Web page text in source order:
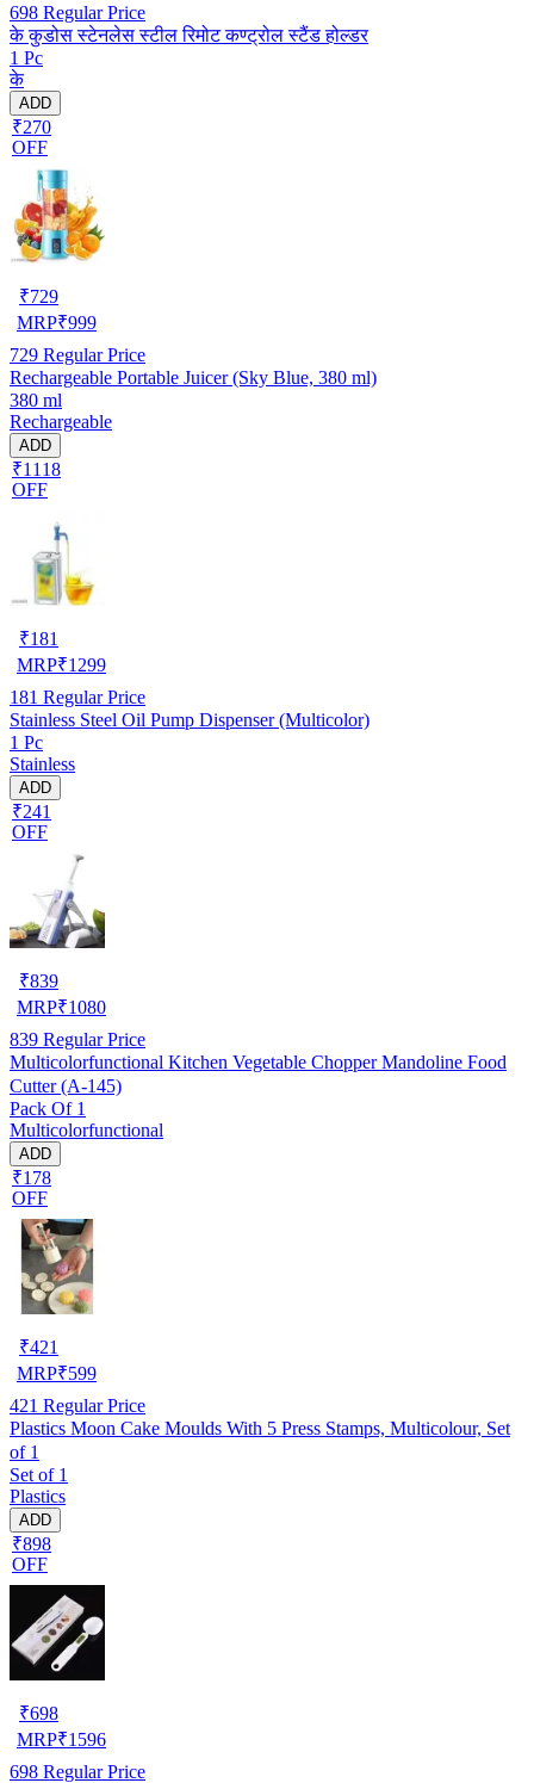
698 Regular Price
के कुडोस स्टेनलेस स्टील रिमोट कण्ट्रोल स्टैंड होल्डर
1 Pc
के
ADD
₹270
OFF
₹729
MRP₹999
729 Regular Price
Rechargeable Portable Juicer (Sky Blue, 380 ml)
380 ml
Rechargeable
ADD
₹1118
OFF
₹181
MRP₹1299
181 Regular Price
Stainless Steel Oil Pump Dispenser (Multicolor)
1 Pc
Stainless
ADD
₹241
OFF
₹839
MRP₹1080
839 Regular Price
Multicolorfunctional Kitchen Vegetable Chopper Mandoline Food
Cutter (A-145)
Pack Of 1
Multicolorfunctional
ADD
₹178
OFF
₹421
MRP₹599
421 Regular Price
Plastics Moon Cake Moulds With 5 Press Stamps, Multicolour, Set
of 1
Set of 1
Plastics
ADD
₹898
OFF
₹698
MRP₹1596
698 Regular Price